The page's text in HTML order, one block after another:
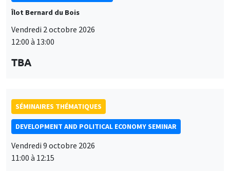
Îlot Bernard du Bois
Vendredi 2 octobre 2026
12:00 à 13:00
TBA
SÉMINAIRES THÉMATIQUES
DEVELOPMENT AND POLITICAL ECONOMY SEMINAR
Vendredi 9 octobre 2026
11:00 à 12:15